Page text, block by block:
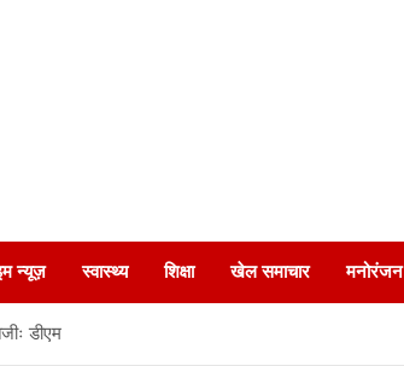
न्यूज़ स्वास्थ्य शिक्षा खेल समाचार मनोरंजन
डीएम